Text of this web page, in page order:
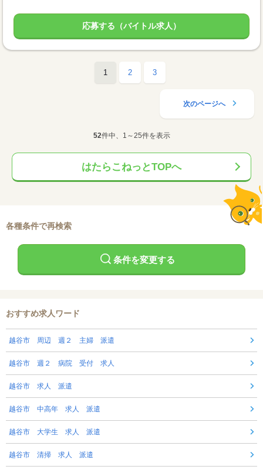
応募する（バイトル求人）
1 2 3
次のページへ
52件中、1～25件を表示
はたらこねっとTOPへ
各種条件で再検索
条件を変更する
おすすめ求人ワード
越谷市 周辺 週２ 主婦 派遣
越谷市 週２ 病院 受付 求人
越谷市 求人 派遣
越谷市 中高年 求人 派遣
越谷市 大学生 求人 派遣
越谷市 清掃 求人 派遣